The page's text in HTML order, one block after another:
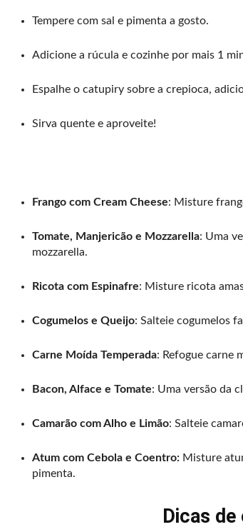
Tempere com sal e pimenta a gosto.
Adicione a rúcula e cozinhe por mais 1
Espalhe o catupiry sobre a crepioca,
Sirva quente e aproveite!
Frango com Cream Cheese: Misture
Tomate, Manjericão e Mozzarella: Uma
mozzarella.
Ricota com Espinafre: Misture ricota
Cogumelos e Queijo: Salteie cogumelos
Carne Moída Temperada: Refogue carne
Bacon, Alface e Tomate: Uma versão da
Camarão com Alho e Limão: Salteie
Atum com Cebola e Coentro: Misture
pimenta.
Dicas